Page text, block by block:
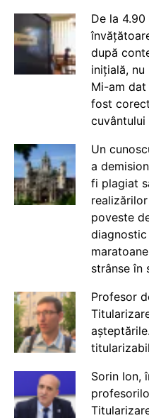
De la
după
inițială,
Mi-am dat
fost
cuvântului
Un
a
fi plagiat
poveste
strânse în
Profesor
Sorin Ion,